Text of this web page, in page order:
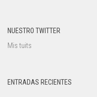
NUESTRO TWITTER
Mis tuits
ENTRADAS RECIENTES